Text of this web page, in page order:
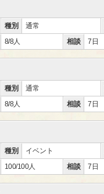
種別 通常
8/8人 相談 7日
種別 通常
8/8人 相談 7日
種別 イベント
100/100人 相談 7日